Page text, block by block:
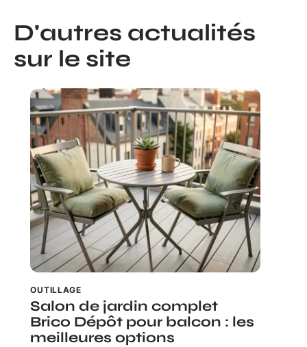
D'autres actualités
sur le site
OUTILLAGE
Salon de jardin complet
Brico Dépôt pour balcon : les
meilleures options